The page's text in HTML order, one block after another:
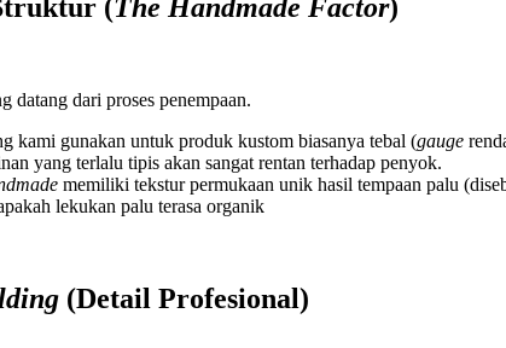
(The Handmade Factor)
datang dari proses penempaan.
kami gunakan untuk produk kustom biasanya tebal (gauge
yang terlalu tipis akan sangat rentan terhadap penyok.
memiliki tekstur permukaan unik hasil tempaan palu
lekukan palu terasa organik
(Detail Profesional)